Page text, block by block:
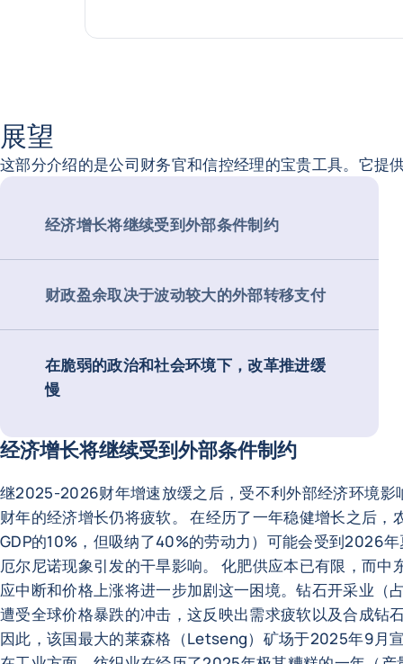
展望
这部分介绍的是公司财务官和信控经理的宝贵工具。它提
经济增长将继续受到外部条件制约
财政盈余取决于波动较大的外部转移支付
在脆弱的政治和社会环境下，改革推进缓
慢
经济增长将继续受到外部条件制约
继2025-2026财年增速放缓之后，受不利外部经济环境
财年的经济增长仍将疲软。 在经历了一年稳健增长之后，
GDP的10%，但吸纳了40%的劳动力）可能会受到2026
厄尔尼诺现象引发的干旱影响。 化肥供应本已有限，而中
应中断和价格上涨将进一步加剧这一困境。钻石开采业（
遭受全球价格暴跌的冲击，这反映出需求疲软以及合成钻
因此，该国最大的莱森格（Letseng）矿场于2025年9月